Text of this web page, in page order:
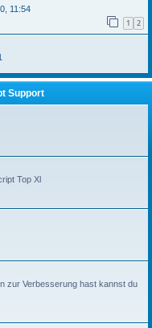
11:54
1 2
Support
Top Xl
zur Verbesserung hast kannst du